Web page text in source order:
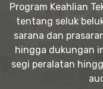
t
Program Keahlian
tentang seluk
sarana dan
hingga dukungan
segi peralatan